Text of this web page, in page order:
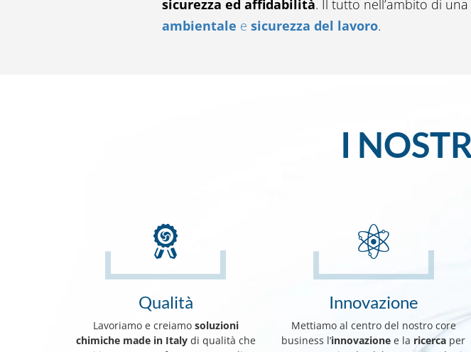
sicurezza ed affidabilità. Il tutto nell’ambito di
ambientale e sicurezza del lavoro.
I
Qualità
Lavoriamo e creiamo soluzioni
chimiche made in Italydi qualità che
Innovazione
Mettiamo al centro del nostro core
business l’innovazione e la ricerca per